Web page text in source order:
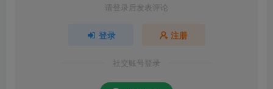
请登录后发表评论
登录 注册
社交账号登录